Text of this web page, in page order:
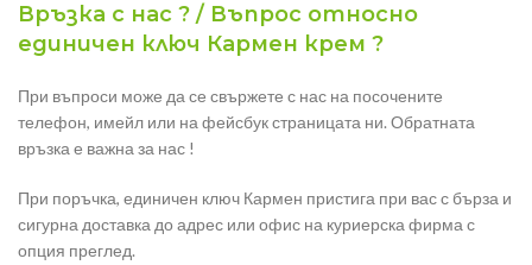
Връзка с нас ? / Въпрос относно
единичен ключ Кармен крем ?
При въпроси може да се свържете с нас на посочените
телефон, имейл или на фейсбук страницата ни. Обратната
връзка е важна за нас !
При поръчка, единичен ключ Кармен пристига при вас с бърза и
сигурна доставка до адрес или офис на куриерска фирма с
опция преглед.